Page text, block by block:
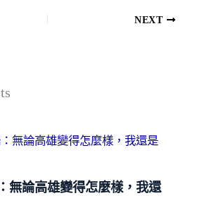
NEXT
無論高雄變得怎麼樣，我還